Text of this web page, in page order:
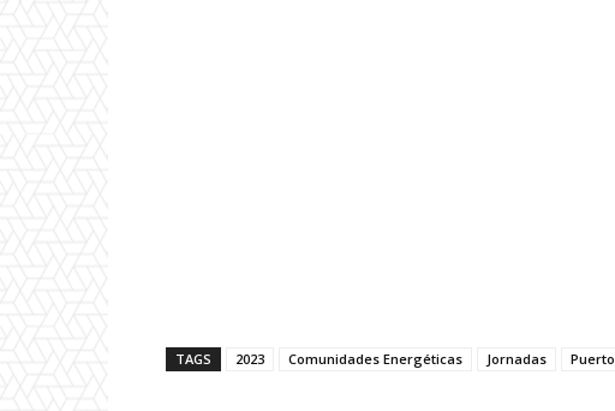
TAGS 2023 Comunidades Energéticas Jornadas